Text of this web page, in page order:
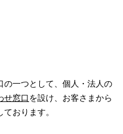
の一つとして、個人・法人の
せ窓口を設け、お客さまから
おります。